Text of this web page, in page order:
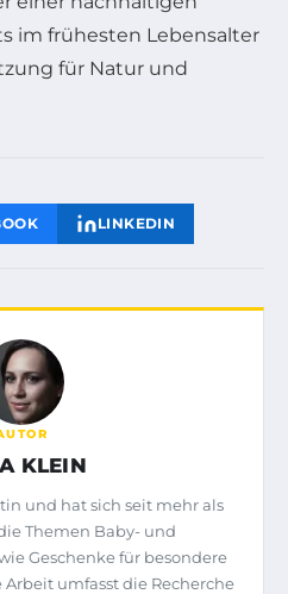
im frühesten Lebensalter
für Natur und
LINKEDIN
KLEIN
und hat sich seit mehr als
Themen Baby- und
Geschenke für besondere
Arbeit umfasst die Recherche